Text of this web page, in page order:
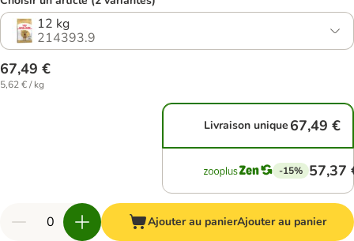
12 kg
214393.9
67,49 €
5,62 € / kg
Livraison unique 67,49 €
-15% 57,37
Ajouter au panierAjouter au panier